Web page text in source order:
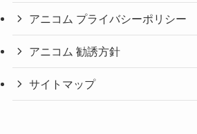
アニコム プライバシーポリシー
アニコム 勧誘方針
サイトマップ